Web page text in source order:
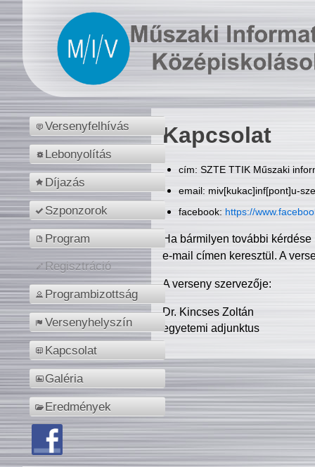
Versenyfelhívás
Lebonyolítás
Díjazás
Szponzorok
Program
Regisztráció
Programbizottság
Versenyhelyszín
Kapcsolat
Galéria
Eredmények
Kapcsolat
cím: SZTE TTIK Műszaki
email: miv[kukac]inf[pont]u-
facebook: https://
Ha bármilyen további
e-mail címen keresztül. A
A verseny szervezője:
Dr. Kincses Zoltán
egyetemi adjunktus